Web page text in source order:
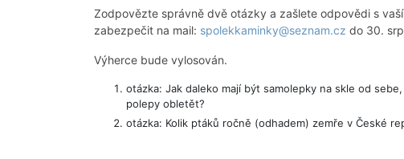
Zodpovězte správně dvě otázky a zašlete odpovědi s
zabezpečit na mail: spolekkaminky@seznam.cz do 30.
Výherce bude vylosován.
otázka: Jak daleko mají být samolepky na skle od
polepy obletět?
otázka: Kolik ptáků ročně (odhadem) zemře v České